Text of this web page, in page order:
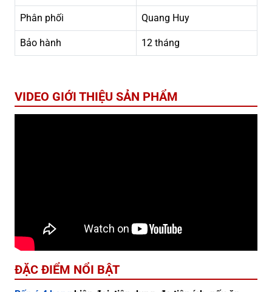
Phân phối Quang Huy
Bảo hành 12 tháng
VIDEO GIỚI THIỆU SẢN PHẨM
ĐẶC ĐIỂM NỔI BẬT